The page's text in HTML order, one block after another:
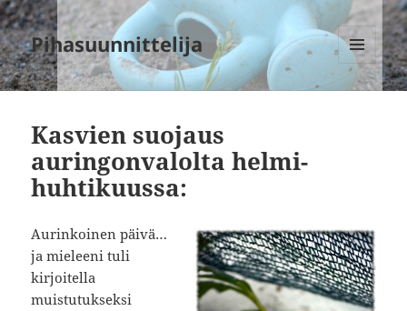
Pihasuunnittelija
VALIKKO
JA
Kasvien suojaus
auringonvalolta helmi-
huhtikuussa:
Aurinkoinen päivä…
ja mieleeni tuli
kirjoitella
muistutukseksi